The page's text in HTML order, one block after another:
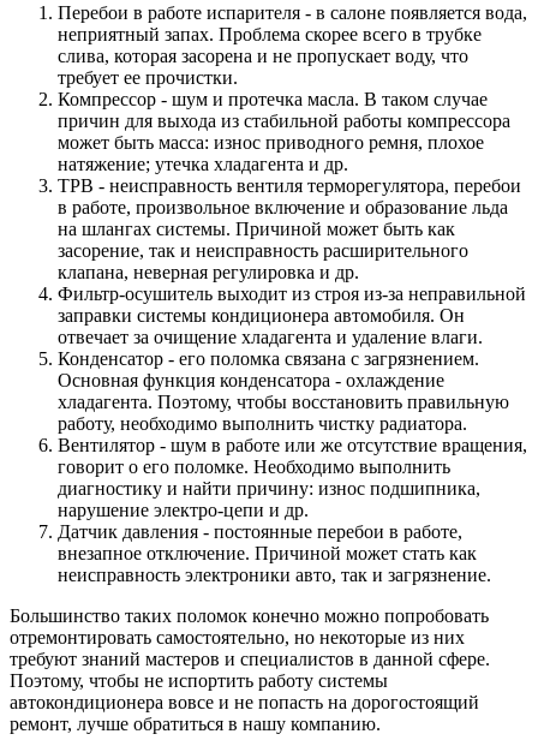
Перебои в работе испарителя - в салоне появляется вода,
неприятный запах. Проблема скорее всего в трубке
слива, которая засорена и не пропускает воду, что
требует ее прочистки.
Компрессор - шум и протечка масла. В таком случае
причин для выхода из стабильной работы компрессора
может быть масса: износ приводного ремня, плохое
натяжение; утечка хладагента и др.
ТРВ - неисправность вентиля терморегулятора, перебои
в работе, произвольное включение и образование льда
на шлангах системы. Причиной может быть как
засорение, так и неисправность расширительного
клапана, неверная регулировка и др.
Фильтр-осушитель выходит из строя из-за неправильной
заправки системы кондиционера автомобиля. Он
отвечает за очищение хладагента и удаление влаги.
Конденсатор - его поломка связана с загрязнением.
Основная функция конденсатора - охлаждение
хладагента. Поэтому, чтобы восстановить правильную
работу, необходимо выполнить чистку радиатора.
Вентилятор - шум в работе или же отсутствие вращения,
говорит о его поломке. Необходимо выполнить
диагностику и найти причину: износ подшипника,
нарушение электро-цепи и др.
Датчик давления - постоянные перебои в работе,
внезапное отключение. Причиной может стать как
неисправность электроники авто, так и загрязнение.
Большинство таких поломок конечно можно попробовать
отремонтировать самостоятельно, но некоторые из них
требуют знаний мастеров и специалистов в данной сфере.
Поэтому, чтобы не испортить работу системы
автокондиционера вовсе и не попасть на дорогостоящий
ремонт, лучше обратиться в нашу компанию.